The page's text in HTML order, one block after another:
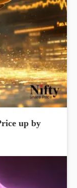
up by